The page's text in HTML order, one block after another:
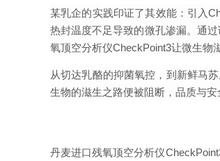
某乳企的实践印证了其效能：引入
热封温度不足导致的微孔渗漏。通
氧顶空分析仪CheckPoint3让微生物
从切达乳酪的抑菌氧控，到新鲜马
生物的滋生之路便被阻断，品质与安
丹麦进口残氧顶空分析仪